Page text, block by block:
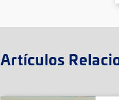
Artículos